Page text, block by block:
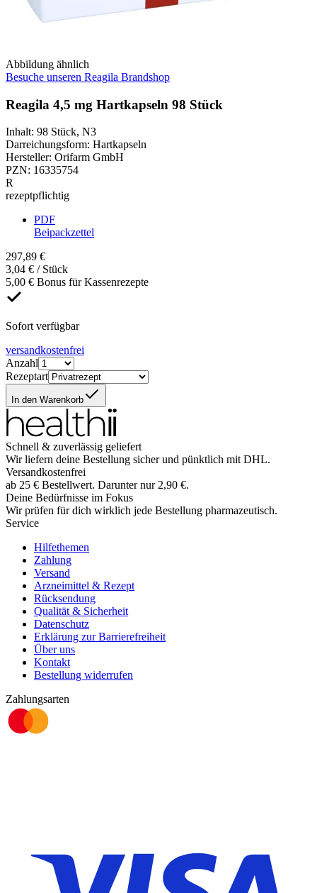
Abbildung ähnlich
Besuche unseren Reagila Brandshop
Reagila 4,5 mg Hartkapseln 98 Stück
Inhalt: 98 Stück, N3
Darreichungsform: Hartkapseln
Hersteller: Orifarm GmbH
PZN: 16335754
R
rezeptpflichtig
PDF
Beipackzettel
297,89 €
3,04 € / Stück
5,00 € Bonus für Kassenrezepte
Sofort verfügbar
versandkostenfrei
Anzahl
Rezeptart
In den Warenkorb
Schnell & zuverlässig geliefert
Wir liefern deine Bestellung sicher und pünktlich mit DHL.
Versandkostenfrei
ab 25 € Bestellwert. Darunter nur 2,90 €.
Deine Bedürfnisse im Fokus
Wir prüfen für dich wirklich jede Bestellung pharmazeutisch.
Service
Hilfethemen
Zahlung
Versand
Arzneimittel & Rezept
Rücksendung
Qualität & Sicherheit
Datenschutz
Erklärung zur Barrierefreiheit
Über uns
Kontakt
Bestellung widerrufen
Zahlungsarten